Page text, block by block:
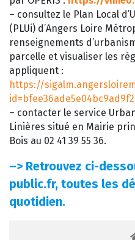
– consultez le Plan Local
(PLUi) d’Angers Loire
renseignements
parcelle et visualiser les
appliquent :
https://
– contacter le service
Linières situé en Mairie
Bois au 02 41 39 55 36.
–> Retrouvez ci-
public.fr, toutes les
quotidien.